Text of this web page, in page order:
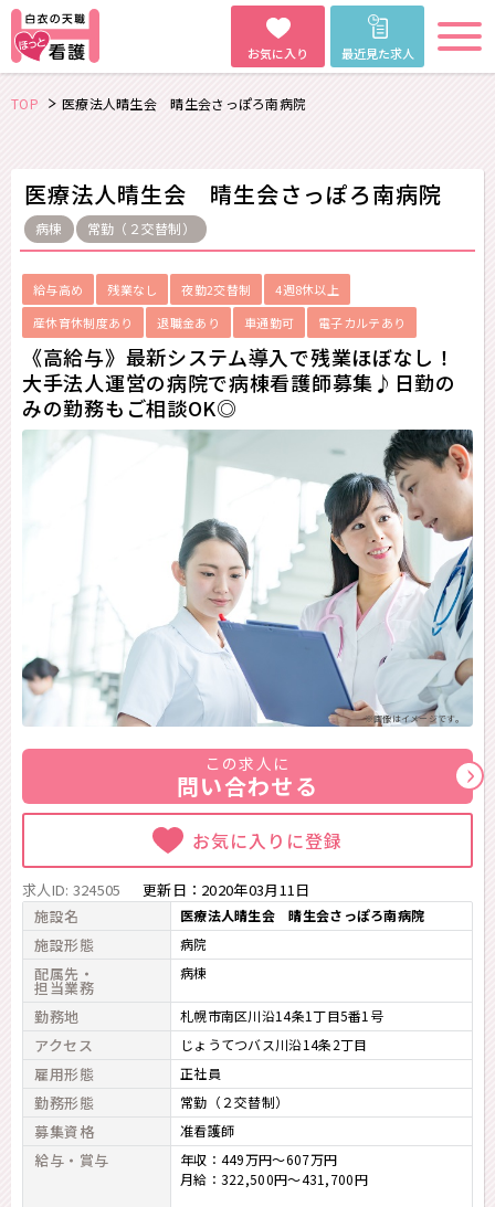
お気に入り 最近見た求人
TOP 医療法人晴生会 晴生会さっぽろ南病院
医療法人晴生会 晴生会さっぽろ南病院
病棟 常勤（２交替制）
給与高め 残業なし 夜勤2交替制
4週8休以上
産休育休制度あり
退職金あり 車通勤可 電子カルテあり
《高給与》最新システム導入で残業ほぼなし！
大手法人運営の病院で病棟看護師募集♪日勤の
みの勤務もご相談OK◎
※画像はイメージです。
この求人に
問い合わせる
お気に入りに登録
求人ID: 324505 更新日： 2020年03月11日
施設名
医療法人晴生会 晴生会さっぽろ南病院
施設形態 病院
配属先・
担当業務
病棟
勤務地 札幌市南区川沿14条1丁目5番1号
アクセス じょうてつバス川沿14条2丁目
雇用形態 正社員
勤務形態 常勤（２交替制）
募集資格 准看護師
給与・賞与
年収：449万円～607万円
月給：322,500円～431,700円